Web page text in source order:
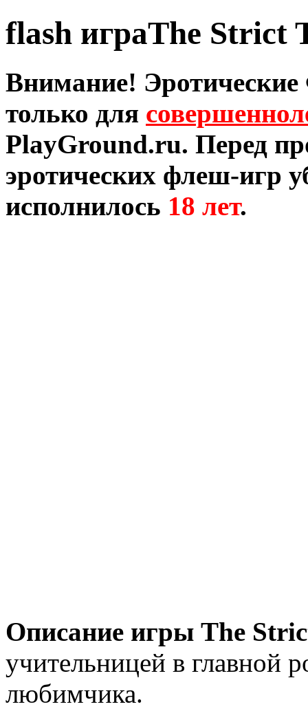
flash играThe Strict
Внимание!
только для
PlayGround.ru. Перед
эротических флеш-игр
исполнилось 18 лет.
Описание игры The
учительницей в главной
любимчика.